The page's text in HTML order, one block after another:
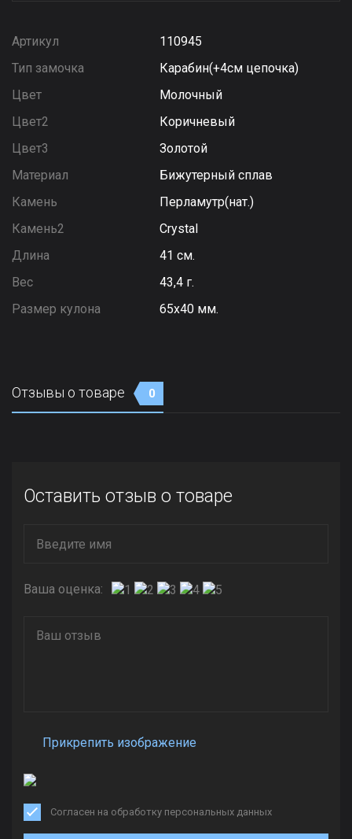
Артикул
110945
Тип замочка
Карабин(+4см цепочка)
Цвет
Молочный
Цвет2
Коричневый
Цвет3
Золотой
Материал
Бижутерный сплав
Камень
Перламутр(нат.)
Камень2
Сrystal
Длина
41 см.
Вес
43,4 г.
Размер кулона
65х40 мм.
Отзывы о товаре 0
Оставить отзыв о товаре
Ваша оценка:
Прикрепить изображение
Согласен на обработку персональных данных